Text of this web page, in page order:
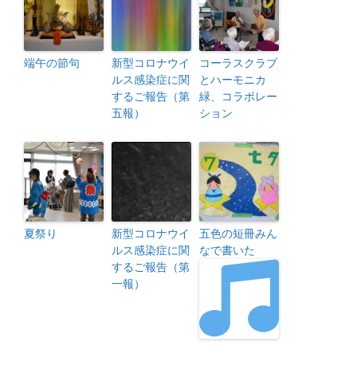
端午の節句
新型コロナウイ
ルス感染症に関
するご報告（第
五報）
コーラスクラブ
とハーモニカ
緑、コラボレー
ション
夏祭り
新型コロナウイ
ルス感染症に関
するご報告（第
一報）
五色の短冊みん
なで書いた